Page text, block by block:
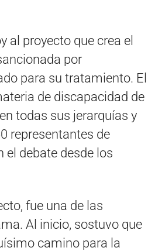
al proyecto que crea el
por
para su tratamiento. El
de discapacidad de
todas sus jerarquías y
representantes de
debate desde los
fue una de las
Al inicio, sostuvo que
camino para la